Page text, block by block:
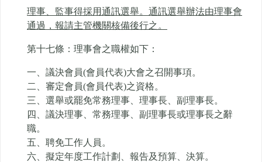
理事、監事得採用通訊選舉。通訊選舉辦法由理事會
通過，報請主管機關核備後行之。
第十七條：理事會之職權如下：
一、議決會員(會員代表)大會之召開事項。
二、審定會員(會員代表)之資格。
三、選舉或罷免常務理事、理事長、副理事長。
四、議決理事、常務理事、副理事長或理事長之辭
職。
五、聘免工作人員。
六、擬定年度工作計劃、報告及預算、決算。